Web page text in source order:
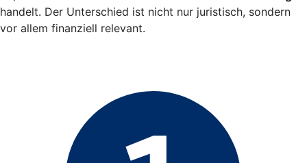
handelt. Der Unterschied ist nicht nur juristisch, sondern
vor allem finanziell relevant.